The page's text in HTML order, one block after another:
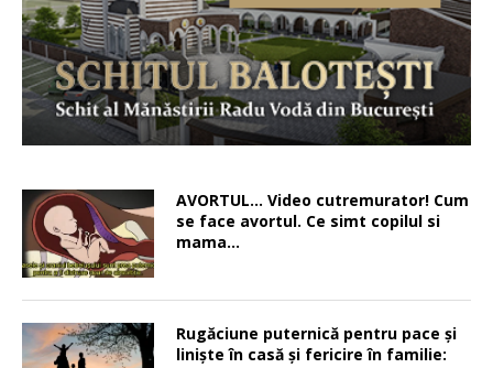
AVORTUL… Video cutremurator! Cum
se face avortul. Ce simt copilul si
mama…
Rugăciune puternică pentru pace şi
linişte în casă şi fericire în familie: